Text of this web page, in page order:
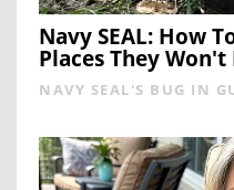
Navy SEAL: How
Places They
NAVY SEAL'S BUG IN